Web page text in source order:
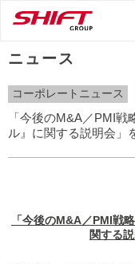
ニュース
コーポレートニュース
「今後のM&A／PMI
ル』に関する説明会」
「今後のM&A／PMI戦
関する